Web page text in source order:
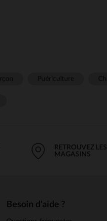
RETROUVEZ LES
MAGASINS
Besoin d'aide ?